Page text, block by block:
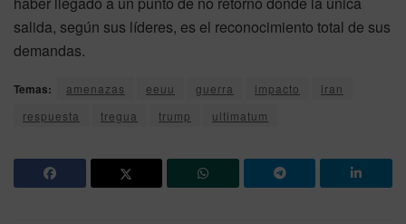
salida, según sus líderes, es el reconocimiento total de sus
demandas.
Temas: amenazas eeuu guerra impacto
iran
respuesta
tregua trump ultimatum